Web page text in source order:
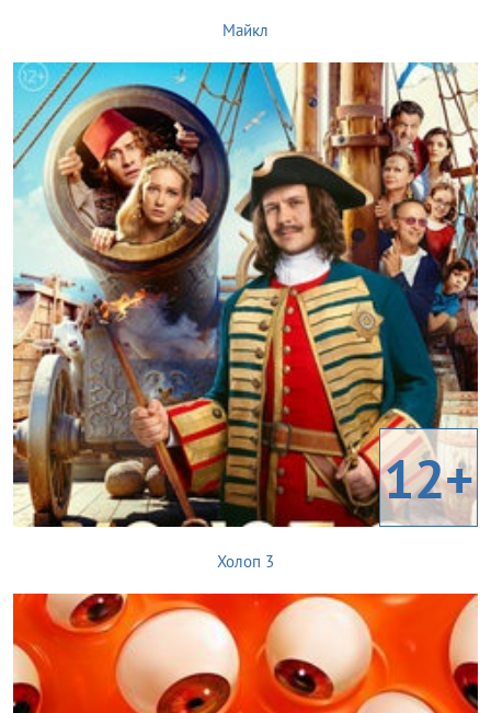
Майкл
12+
Холоп 3